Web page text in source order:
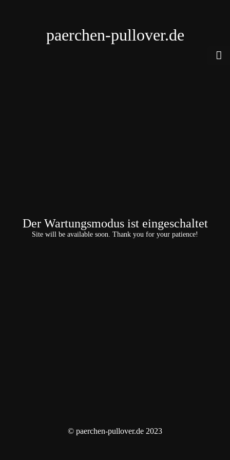
paerchen-pullover.de
Der Wartungsmodus ist eingeschaltet
Site will be available soon. Thank you for your patience!
© paerchen-pullover.de 2023